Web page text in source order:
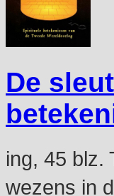
De
ing, 45 blz.
wezens in